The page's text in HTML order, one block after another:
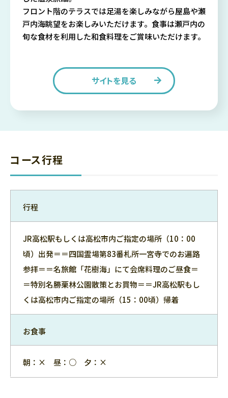
フロント階のテラスでは足湯を楽しみながら屋島や瀬
戸内海眺望をお楽しみいただけます。食事は瀬戸内の
旬な食材を利用した和食料理をご賞味いただけます。
サイトを見る
コース行程
行程
JR高松駅もしくは高松市内ご指定の場所（10：00
頃）出発＝＝四国霊場第83番札所一宮寺でのお遍路
参拝＝＝名旅館「花樹海」にて会席料理のご昼食＝
＝特別名勝栗林公園散策とお買物＝＝JR高松駅もし
くは高松市内ご指定の場所（15：00頃）帰着
お食事
朝：× 昼：○ 夕：×